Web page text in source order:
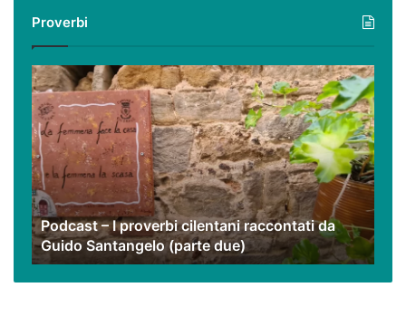
nostri
video
Proverbi
Podcast
–
I
proverbi
cilentani
raccontati
da
Guido
Santangelo
(parte
due)
Podcast – I proverbi cilentani raccontati da
Guido Santangelo (parte due)